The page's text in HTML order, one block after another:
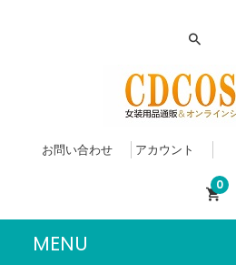
お問い合わせ アカウント
0